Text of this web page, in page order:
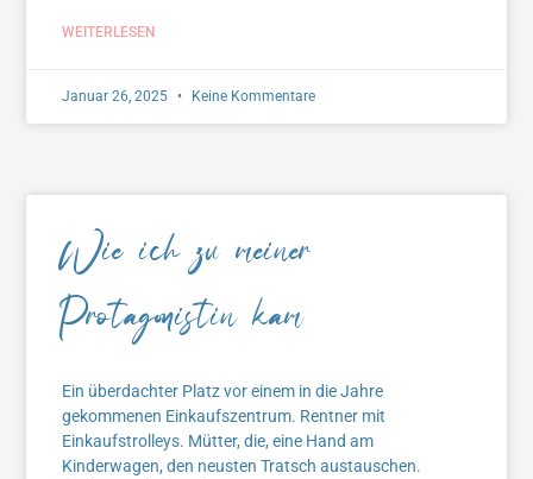
WEITERLESEN
Januar 26, 2025 Keine Kommentare
Wie ich zu meiner
Protagonistin kam
Ein überdachter Platz vor einem in die Jahre
gekommenen Einkaufszentrum. Rentner mit
Einkaufstrolleys. Mütter, die, eine Hand am
Kinderwagen, den neusten Tratsch austauschen.